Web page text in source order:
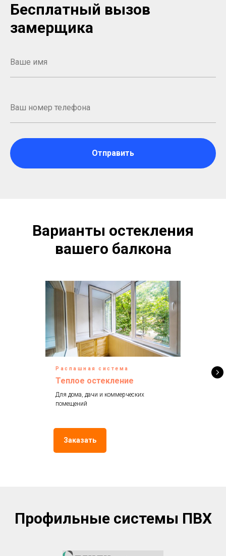
Бесплатный вызов
замерщика
Отправить
Варианты остекления
вашего балкона
Распашная система
Теплое остекление
Для дома, дачи и коммерческих
помещений
Заказать
Профильные системы ПВХ